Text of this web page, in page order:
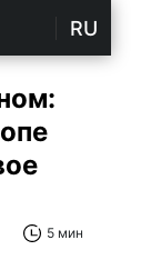
RU
5 мин